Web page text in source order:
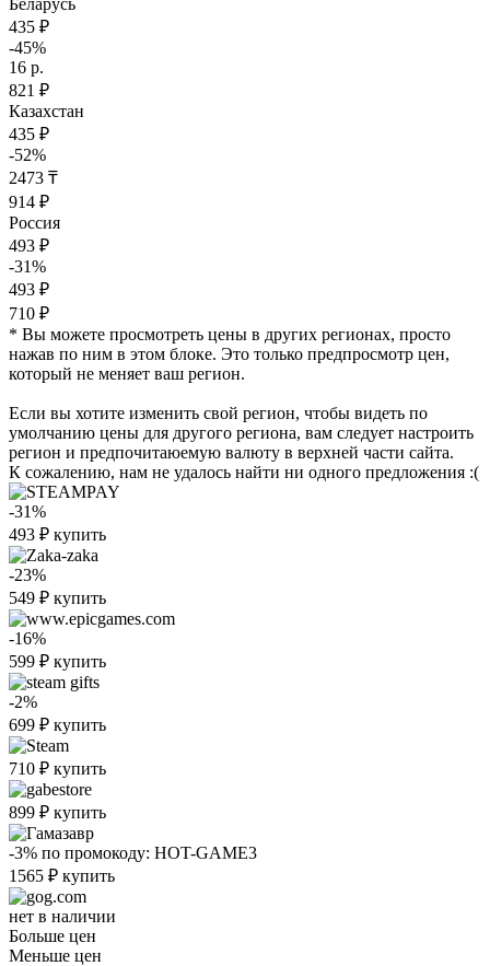
Беларусь
435 ₽
-45%
16 р.
821 ₽
Казахстан
435 ₽
-52%
2473 ₸
914 ₽
Россия
493 ₽
-31%
493 ₽
710 ₽
* Вы можете просмотреть цены в других регионах, просто
нажав по ним в этом блоке. Это только предпросмотр цен,
который не меняет ваш регион.
Если вы хотите изменить свой регион, чтобы видеть по
умолчанию цены для другого региона, вам следует настроить
регион и предпочитаюемую валюту в верхней части сайта.
К сожалению, нам не удалось найти ни одного предложения :(
-31%
493 ₽ купить
-23%
549 ₽ купить
-16%
599 ₽ купить
-2%
699 ₽ купить
710 ₽ купить
899 ₽ купить
-3% по промокоду: HOT-GAME3
1565 ₽ купить
нет в наличии
Больше цен
Меньше цен